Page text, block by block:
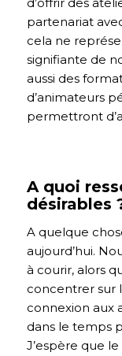
partenariat
cela ne
signifiante de
aussi des
d’animateurs
permettront
A quoi
désirables
A quelque
aujourd’hui.
à courir, alors
concentrer sur
connexion aux
dans le temps
J’espère que